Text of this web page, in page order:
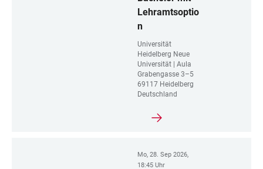
Lehramtsoptio
n
Universität
Heidelberg Neue
Universität | Aula
Grabengasse 3–5
69117 Heidelberg
Deutschland
Mo, 28. Sep 2026,
18:45 Uhr